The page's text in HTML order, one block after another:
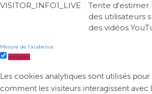
VISITOR_INFO1_LIVE
Tente d'estimer
des utilisateurs
des vidéos
Mesure de l’audience
analytics
Les cookies analytiques sont utilisés
comment les visiteurs interagissent avec